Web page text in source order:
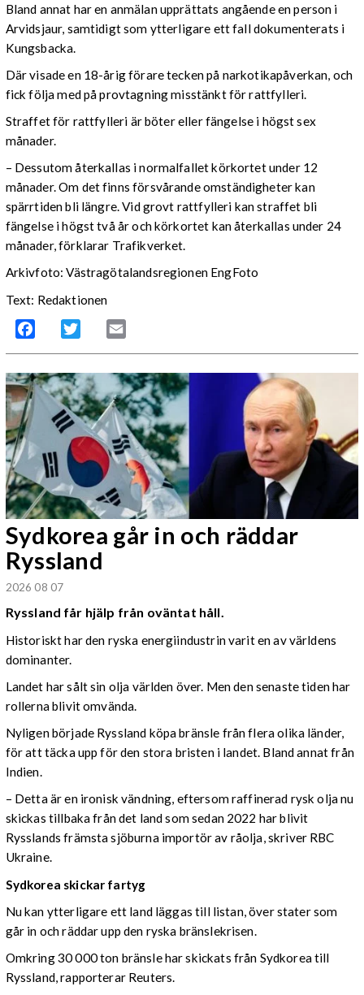
Bland annat har en anmälan upprättats angående en person i
Arvidsjaur, samtidigt som ytterligare ett fall dokumenterats i
Kungsbacka.
Där visade en 18-årig förare tecken på narkotikapåverkan, och
fick följa med på provtagning misstänkt för rattfylleri.
Straffet för rattfylleri är böter eller fängelse i högst sex
månader.
– Dessutom återkallas i normalfallet körkortet under 12
månader. Om det finns försvårande omständigheter kan
spärrtiden bli längre. Vid grovt rattfylleri kan straffet bli
fängelse i högst två år och körkortet kan återkallas under 24
månader, förklarar Trafikverket.
Arkivfoto: Västragötalandsregionen EngFoto
Text: Redaktionen
Facebook Twitter
Sydkorea går in och räddar
Ryssland
2026 08 07
Ryssland får hjälp från oväntat håll.
Historiskt har den ryska energiindustrin varit en av världens
dominanter.
Landet har sålt sin olja världen över. Men den senaste tiden har
rollerna blivit omvända.
Nyligen började Ryssland köpa bränsle från flera olika länder,
för att täcka upp för den stora bristen i landet. Bland annat från
Indien.
– Detta är en ironisk vändning, eftersom raffinerad rysk olja nu
skickas tillbaka från det land som sedan 2022 har blivit
Rysslands främsta sjöburna importör av råolja, skriver RBC
Ukraine.
Sydkorea skickar fartyg
Nu kan ytterligare ett land läggas till listan, över stater som
går in och räddar upp den ryska bränslekrisen.
Omkring 30 000 ton bränsle har skickats från Sydkorea till
Ryssland, rapporterar Reuters.